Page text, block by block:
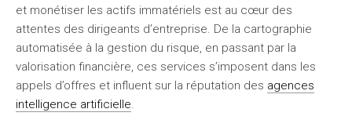
et monétiser les actifs immatériels est au cœur des
attentes des dirigeants d’entreprise. De la cartographie
automatisée à la gestion du risque, en passant par la
valorisation financière, ces services s’imposent dans les
appels d’offres et influent sur la réputation des agences
intelligence artificielle.